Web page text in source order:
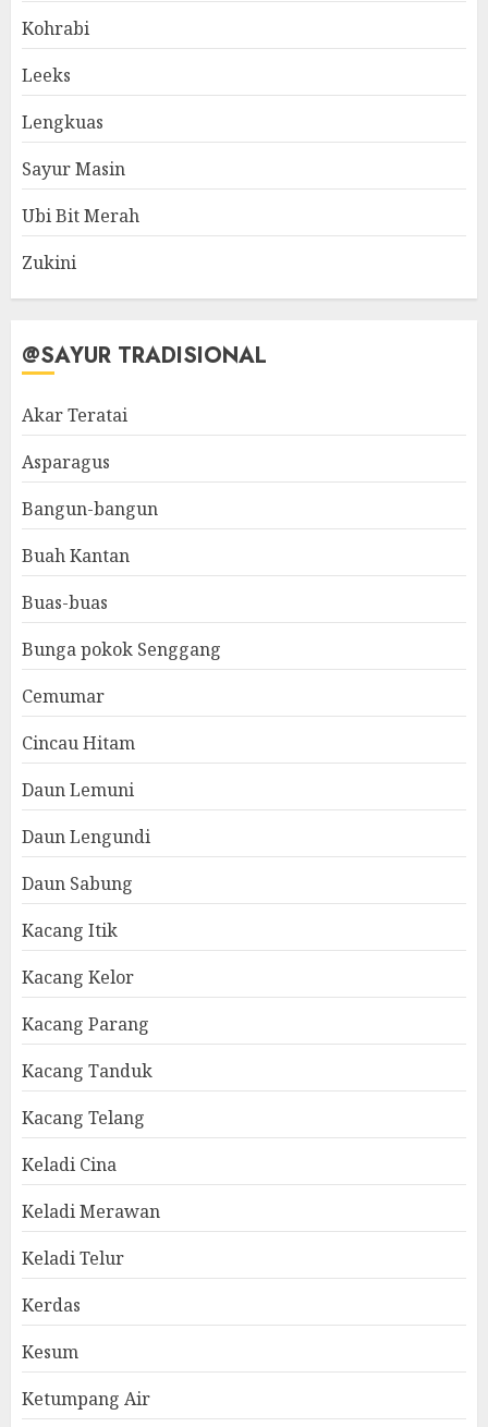
Kohrabi
Leeks
Lengkuas
Sayur Masin
Ubi Bit Merah
Zukini
@SAYUR TRADISIONAL
Akar Teratai
Asparagus
Bangun-bangun
Buah Kantan
Buas-buas
Bunga pokok Senggang
Cemumar
Cincau Hitam
Daun Lemuni
Daun Lengundi
Daun Sabung
Kacang Itik
Kacang Kelor
Kacang Parang
Kacang Tanduk
Kacang Telang
Keladi Cina
Keladi Merawan
Keladi Telur
Kerdas
Kesum
Ketumpang Air